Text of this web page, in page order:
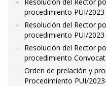
procedimiento PUI/
Resolución del Rector
procedimiento PUI/
Resolución del Rector
procedimiento
Orden de prelación y
Procedimiento PUI/